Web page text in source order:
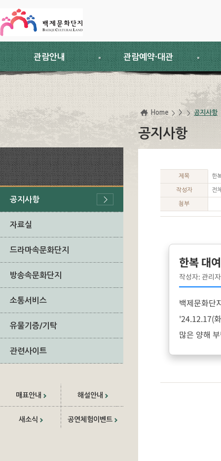
관람안내 관람예약·대관
공지사항
자료실
드라마속문화단지
방송속문화단지
소통서비스
유물기증/기탁
관련사이트
매표안내 해설안내
새소식 공연체험이벤트
Home > 공지사항
공지사항
제목 한
작성자 전
첨부
한복 대
작성자: 관리
백제문화단
'24.12.17(
많은 양해